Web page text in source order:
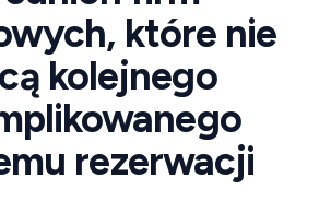
które nie
kolejnego
rezerwacji